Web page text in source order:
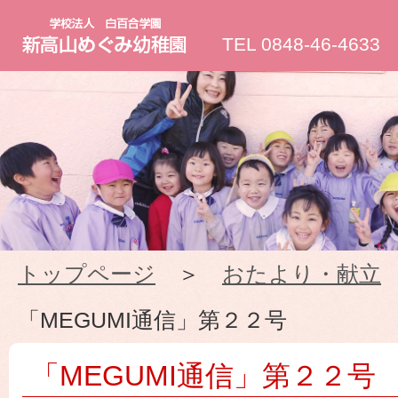
新
高
山
め
ぐ
み
幼
TEL 0848-46-4633
トップページ ＞ おたより・献立
「MEGUMI通信」第２２号
「MEGUMI通信」第２２号